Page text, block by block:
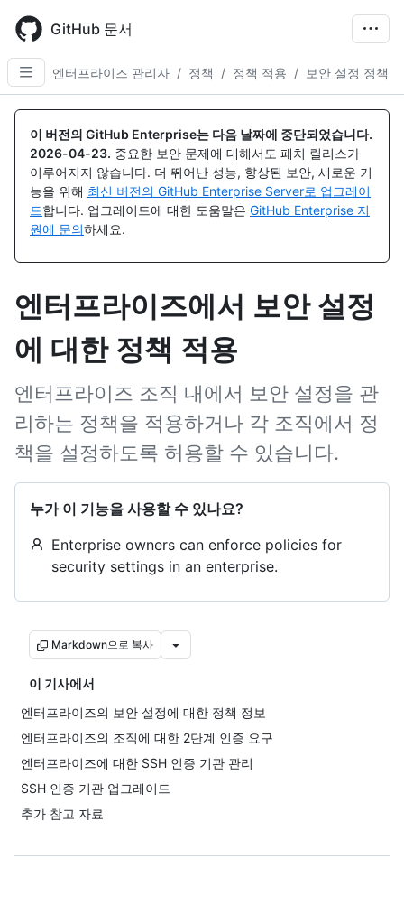
main
content
GitHub 문서
엔터프라이즈 관리자 / 정책 / 정책 적용 / 보안 설정 정책
이 버전의 GitHub Enterprise는 다음 날짜에 중단되었습니다.
2026-04-23. 중요한 보안 문제에 대해서도 패치 릴리스가
이루어지지 않습니다. 더 뛰어난 성능, 향상된 보안, 새로운 기
능을 위해 최신 버전의 GitHub Enterprise Server로 업그레이
드합니다. 업그레이드에 대한 도움말은 GitHub Enterprise 지
원에 문의하세요.
엔터프라이즈에서 보안 설정
에 대한 정책 적용
엔터프라이즈 조직 내에서 보안 설정을 관
리하는 정책을 적용하거나 각 조직에서 정
책을 설정하도록 허용할 수 있습니다.
누가 이 기능을 사용할 수 있나요?
Enterprise owners can enforce policies for
security settings in an enterprise.
Markdown으로 복사
이 기사에서
엔터프라이즈의 보안 설정에 대한 정책 정보
엔터프라이즈의 조직에 대한 2단계 인증 요구
엔터프라이즈에 대한 SSH 인증 기관 관리
SSH 인증 기관 업그레이드
추가 참고 자료